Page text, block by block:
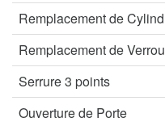
Remplacement de
Remplacement de Verrou
Serrure 3 points
Ouverture de Porte